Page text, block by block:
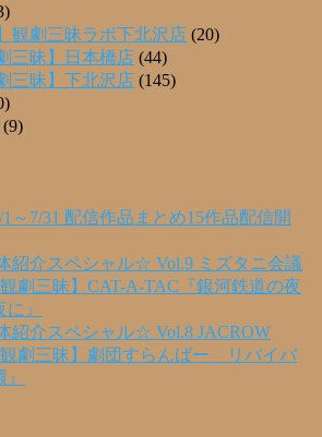
観劇三昧ラボ下北沢店 (20)
三昧】日本橋店 (44)
三昧】下北沢店 (145)
(9)
1～7/31 配信作品まとめ15作品配信開
紹介スペシャル☆ Vol.9 ミズタニ会議
観劇三昧】CAT-A-TAC『銀河鉄道の夜
』
紹介スペシャル☆ Vol.8 JACROW
観劇三昧】劇団すらんばー リバイバ